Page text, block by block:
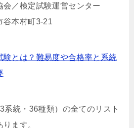
／検定試験運営センター
谷本村町3-21
験とは？難易度や合格率と系統
系統・36種類）の全てのリスト
ます。